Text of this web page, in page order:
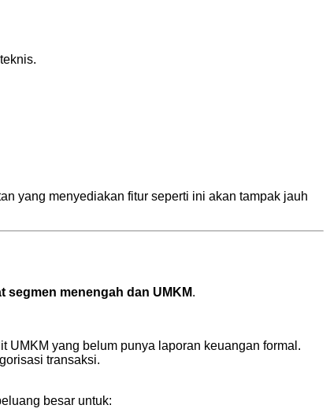
yang menyediakan fitur seperti ini akan tampak jauh
menengah dan UMKM.
UMKM yang belum punya laporan keuangan formal.
transaksi.
besar untuk: